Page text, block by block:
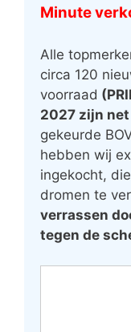
Minute
Alle
circa 120
voorraad
2027 zijn
gekeurde
hebben wij
ingekocht,
dromen te
verrassen
tegen de